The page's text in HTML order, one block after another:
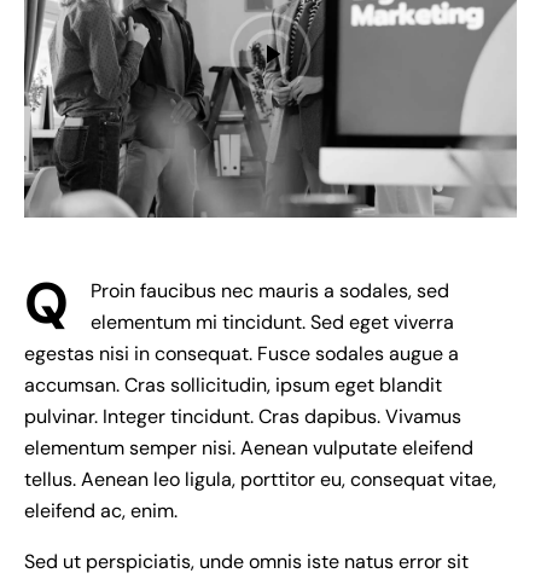
Q
Proin faucibus nec mauris a sodales, sed
elementum mi tincidunt. Sed eget viverra
egestas nisi in consequat. Fusce sodales augue a
accumsan. Cras sollicitudin, ipsum eget blandit
pulvinar. Integer tincidunt. Cras dapibus. Vivamus
elementum semper nisi. Aenean vulputate eleifend
tellus. Aenean leo ligula, porttitor eu, consequat vitae,
eleifend ac, enim.
Sed ut perspiciatis, unde omnis iste natus error sit